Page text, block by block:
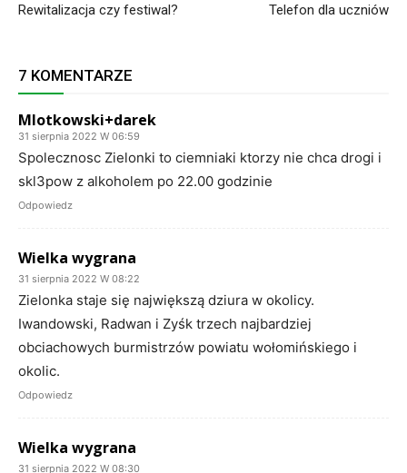
Rewitalizacja czy festiwal? Telefon dla uczniów
7 KOMENTARZE
Mlotkowski+darek
31 sierpnia 2022 W 06:59
Spolecznosc Zielonki to ciemniaki ktorzy nie chca drogi i
skl3pow z alkoholem po 22.00 godzinie
Odpowiedz
Wielka wygrana
31 sierpnia 2022 W 08:22
Zielonka staje się największą dziura w okolicy.
Iwandowski, Radwan i Zyśk trzech najbardziej
obciachowych burmistrzów powiatu wołomińskiego i
okolic.
Odpowiedz
Wielka wygrana
31 sierpnia 2022 W 08:30